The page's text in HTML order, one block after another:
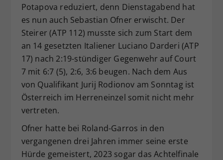
Potapova reduziert, denn Dienstagabend hat
es nun auch Sebastian Ofner erwischt. Der
Steirer (ATP 112) musste sich zum Start dem
an 14 gesetzten Italiener Luciano Darderi (ATP
17) nach 2:19-stündiger Gegenwehr auf Court
7 mit 6:7 (5), 2:6, 3:6 beugen. Nach dem Aus
von Qualifikant Jurij Rodionov am Sonntag ist
Österreich im Herreneinzel somit nicht mehr
vertreten.
Ofner hatte bei Roland-Garros in den
vergangenen drei Jahren immer seine erste
Hürde gemeistert, 2023 sogar das Achtelfinale